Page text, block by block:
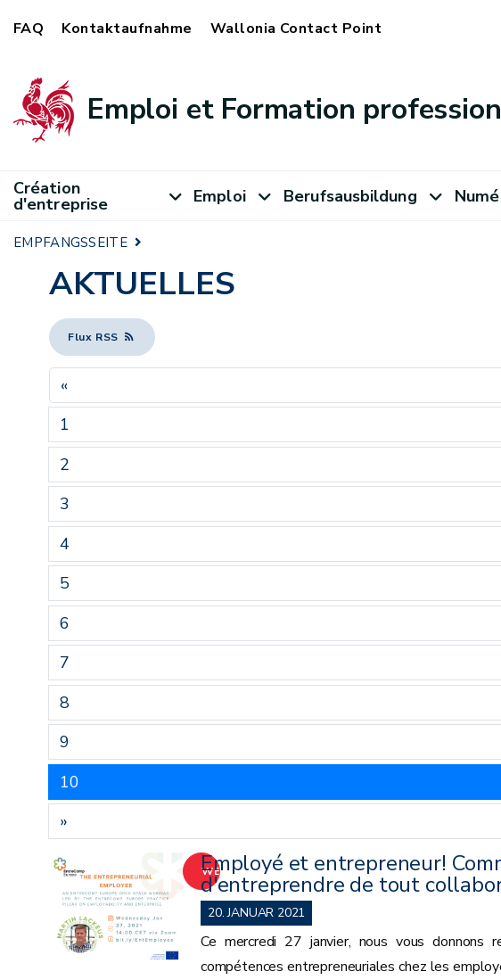
FAQ Kontaktaufnahme Wallonia Contact Point
Emploi et Formation
Création
d'entreprise Emploi Berufsausbildung
EMPFANGSSEITE
AKTUELLES
Flux RSS
«
1
2
3
4
5
6
7
8
9
10
»
WEITER
Employé et entrepreneur!
d'entreprendre de tout
20. JANUAR 2021
Ce mercredi 27 janvier, nous vous donnons
compétences entrepreneuriales chez les